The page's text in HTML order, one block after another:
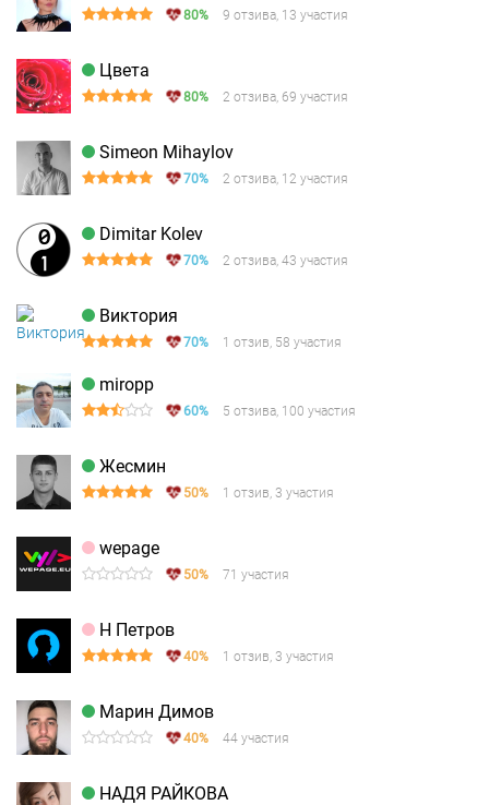
80% 9 отзива, 13 участия
Цвета
80% 2 отзива, 69 участия
Simeon Mihaylov
70% 2 отзива, 12 участия
Dimitar Kolev
70% 2 отзива, 43 участия
Виктория
70% 1 отзив, 58 участия
miropp
60% 5 отзива, 100 участия
Жесмин
50% 1 отзив, 3 участия
wepage
50% 71 участия
Н Петров
40% 1 отзив, 3 участия
Марин Димов
40% 44 участия
НАДЯ РАЙКОВА